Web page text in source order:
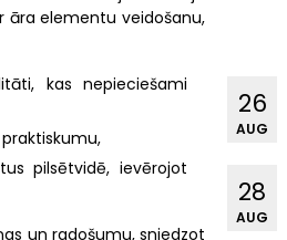
āra elementu veidošanu,
kas nepieciešami
pilsētvidē, ievērojot
un radošumu, sniedzot
26
AUG
28
AUG